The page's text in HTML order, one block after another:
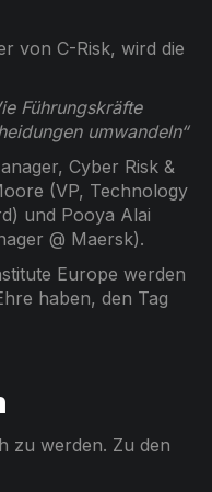
von C-Risk, wird die
Führungskräfte
umwandeln“
Cyber Risk &
(VP, Technology
und Pooya Alai
@ Maersk).
Europe werden
haben, den Tag
zu werden. Zu den